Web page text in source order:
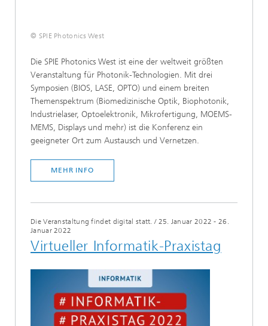
© SPIE Photonics West
Die SPIE Photonics West ist eine der weltweit größten
Veranstaltung für Photonik-Technologien. Mit drei
Symposien (BIOS, LASE, OPTO) und einem breiten
Themenspektrum (Biomedizinische Optik, Biophotonik,
Industrielaser, Optoelektronik, Mikrofertigung, MOEMS-
MEMS, Displays und mehr) ist die Konferenz ein
geeigneter Ort zum Austausch und Vernetzen.
MEHR INFO
Die Veranstaltung findet digital statt. / 25. Januar 2022 - 26.
Januar 2022
Virtueller Informatik-Praxistag